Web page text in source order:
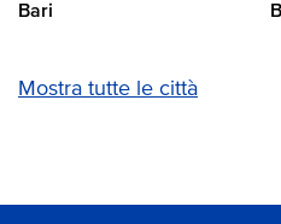
Bari
Mostra tutte le città